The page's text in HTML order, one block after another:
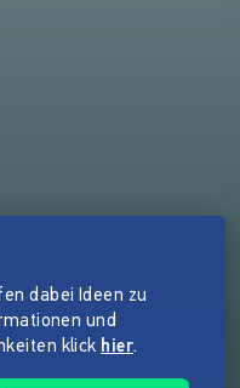
dabei Ideen zu
und
klick hier.